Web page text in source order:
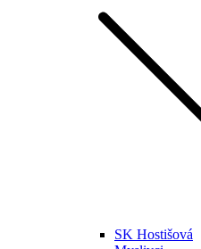
SK Hostišová